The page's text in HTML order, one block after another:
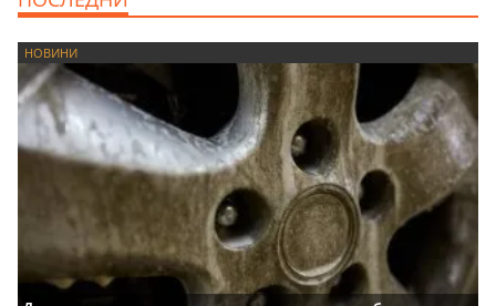
НОВИНИ